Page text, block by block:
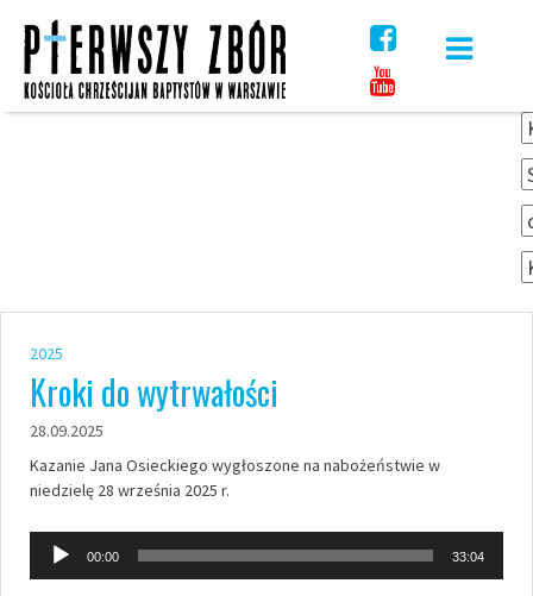
content
2025
Kroki do wytrwałości
28.09.2025
Kazanie Jana Osieckiego wygłoszone na nabożeństwie w
niedzielę 28 września 2025 r.
Odtwarzacz
plików
00:00 33:04